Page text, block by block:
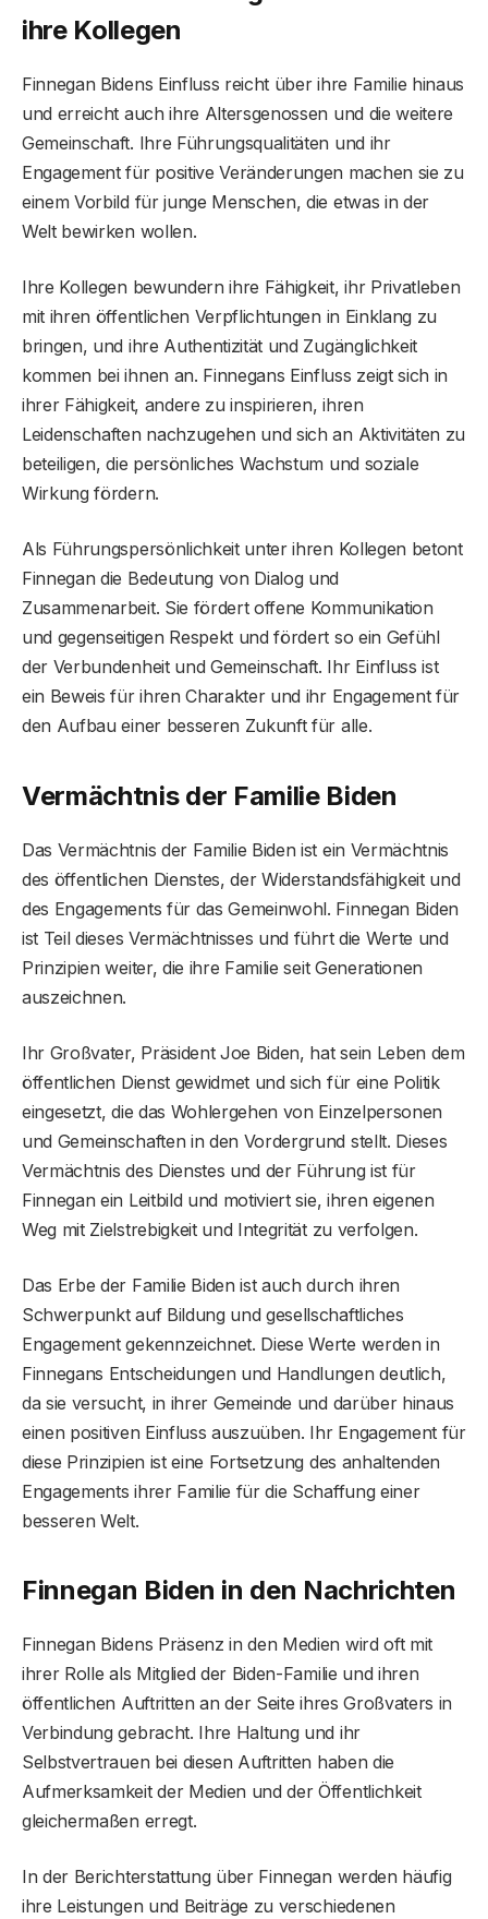
ihre Kollegen
Finnegan Bidens Einfluss reicht über ihre Familie hinaus
und erreicht auch ihre Altersgenossen und die weitere
Gemeinschaft. Ihre Führungsqualitäten und ihr
Engagement für positive Veränderungen machen sie zu
einem Vorbild für junge Menschen, die etwas in der
Welt bewirken wollen.
Ihre Kollegen bewundern ihre Fähigkeit, ihr Privatleben
mit ihren öffentlichen Verpflichtungen in Einklang zu
bringen, und ihre Authentizität und Zugänglichkeit
kommen bei ihnen an. Finnegans Einfluss zeigt sich in
ihrer Fähigkeit, andere zu inspirieren, ihren
Leidenschaften nachzugehen und sich an Aktivitäten zu
beteiligen, die persönliches Wachstum und soziale
Wirkung fördern.
Als Führungspersönlichkeit unter ihren Kollegen betont
Finnegan die Bedeutung von Dialog und
Zusammenarbeit. Sie fördert offene Kommunikation
und gegenseitigen Respekt und fördert so ein Gefühl
der Verbundenheit und Gemeinschaft. Ihr Einfluss ist
ein Beweis für ihren Charakter und ihr Engagement für
den Aufbau einer besseren Zukunft für alle.
Vermächtnis der Familie Biden
Das Vermächtnis der Familie Biden ist ein Vermächtnis
des öffentlichen Dienstes, der Widerstandsfähigkeit und
des Engagements für das Gemeinwohl. Finnegan Biden
ist Teil dieses Vermächtnisses und führt die Werte und
Prinzipien weiter, die ihre Familie seit Generationen
auszeichnen.
Ihr Großvater, Präsident Joe Biden, hat sein Leben dem
öffentlichen Dienst gewidmet und sich für eine Politik
eingesetzt, die das Wohlergehen von Einzelpersonen
und Gemeinschaften in den Vordergrund stellt. Dieses
Vermächtnis des Dienstes und der Führung ist für
Finnegan ein Leitbild und motiviert sie, ihren eigenen
Weg mit Zielstrebigkeit und Integrität zu verfolgen.
Das Erbe der Familie Biden ist auch durch ihren
Schwerpunkt auf Bildung und gesellschaftliches
Engagement gekennzeichnet. Diese Werte werden in
Finnegans Entscheidungen und Handlungen deutlich,
da sie versucht, in ihrer Gemeinde und darüber hinaus
einen positiven Einfluss auszuüben. Ihr Engagement für
diese Prinzipien ist eine Fortsetzung des anhaltenden
Engagements ihrer Familie für die Schaffung einer
besseren Welt.
Finnegan Biden in den Nachrichten
Finnegan Bidens Präsenz in den Medien wird oft mit
ihrer Rolle als Mitglied der Biden-Familie und ihren
öffentlichen Auftritten an der Seite ihres Großvaters in
Verbindung gebracht. Ihre Haltung und ihr
Selbstvertrauen bei diesen Auftritten haben die
Aufmerksamkeit der Medien und der Öffentlichkeit
gleichermaßen erregt.
In der Berichterstattung über Finnegan werden häufig
ihre Leistungen und Beiträge zu verschiedenen